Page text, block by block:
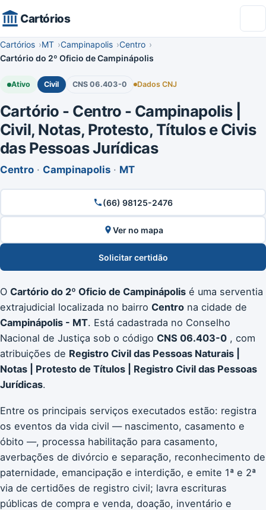
Cartórios
Cartórios MT Campinapolis
Centro
Cartório do 2º Oficio de Campinápolis
Ativo Civil CNS 06.403-0 Dados CNJ
Cartório - Centro - Campinapolis |
Civil, Notas, Protesto, Títulos e Civis
das Pessoas Jurídicas
Centro · Campinapolis · MT
(66) 98125-2476
Ver no mapa
Solicitar certidão
O Cartório do 2º Oficio de Campinápolis é uma serventia
extrajudicial localizada no bairro Centro na cidade de
Campinápolis - MT. Está cadastrada no Conselho
Nacional de Justiça sob o código CNS 06.403-0 , com
atribuições de Registro Civil das Pessoas Naturais |
Notas | Protesto de Títulos | Registro Civil das Pessoas
Jurídicas.
Entre os principais serviços executados estão: registra
os eventos da vida civil — nascimento, casamento e
óbito —, processa habilitação para casamento,
averbações de divórcio e separação, reconhecimento de
paternidade, emancipação e interdição, e emite 1ª e 2ª
via de certidões de registro civil; lavra escrituras
públicas de compra e venda, doação, inventário e